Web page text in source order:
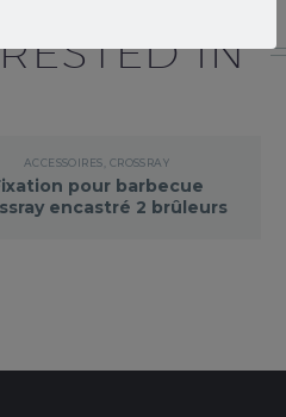
IN
ACCESSOIRES CROSSRAY
pour barbecue
encastré 2 brûleurs